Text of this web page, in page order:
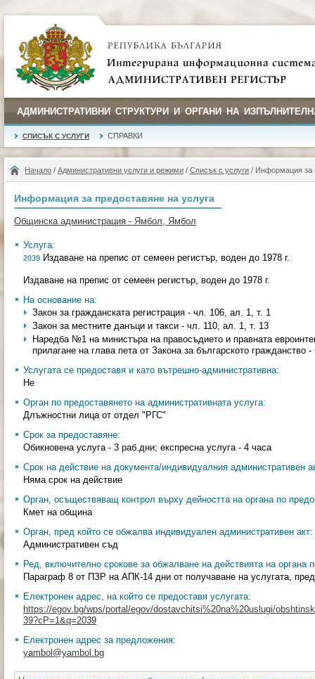
АДМИНИСТРАТИВНИ СТРУКТУРИ И ОРГАНИ НА
СПИСЪК С УСЛУГИ СПРАВКИ
Начало / Административни услуги и режими / Списък с услуги / Информация за
Информация за предоставяне на услуга
Общинска администрация - Ямбол, Ямбол
Услуга:
2039 Издаване на препис от семеен регистър, воден до 1978 г.
Издаване на препис от семеен регистър, воден до 1978 г.
На основание на:
Закон за гражданската регистрация - чл. 106, ал. 1, т. 1
Закон за местните данъци и такси - чл. 110, ал. 1, т. 13
Наредба №1 на министъра на правосъдието и правната
прилагане на глава пета от Закона за българското гражданство
Услугата се предоставя и като вътрешно-административна:
Не
Орган по предоставянето на административната услуга:
Длъжностни лица от отдел "РГС"
Срок за предоставяне:
Обикновена услуга - 3 раб.дни; експресна услуга - 4 часа
Срок на действие на документа/индивидуалния административен
Няма срок на действие
Орган, осъществяващ контрол върху дейността на органа по
Кмет на община
Орган, пред който се обжалва индивидуален административен акт:
Административен съд
Ред, включително срокове за обжалване на действията на органа
Параграф 8 от ПЗР на АПК-14 дни от получаване на услугата,
Електронен адрес, на който се предоставя услугата:
https://egov.bg/wps/portal/egov/dostavchitsi%20na%20uslugi/
39?cP=1&q=2039
Електронен адрес за предложения:
yambol@yambol.bg